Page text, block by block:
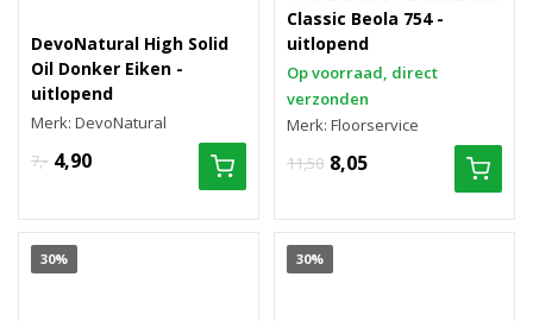
DevoNatural High Solid
Oil Donker Eiken -
uitlopend
Merk: DevoNatural
7,- 4,90
Classic Beola 754 -
uitlopend
Op voorraad, direct
verzonden
Merk: Floorservice
11,50 8,05
30% 30%